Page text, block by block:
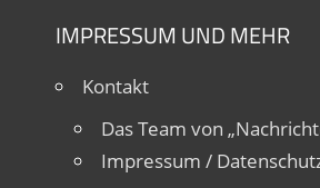
IMPRESSUM UND MEHR
Kontakt
Das Team von
Impressum /